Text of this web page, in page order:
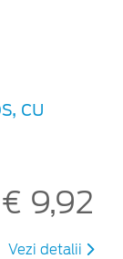
cu
€ 9,92
Vezi detalii